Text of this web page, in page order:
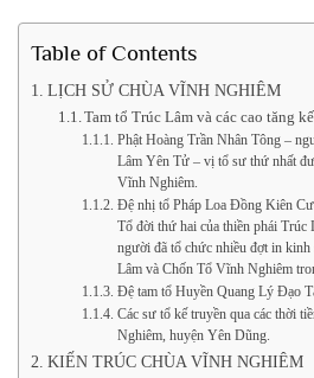
Table of Contents
LỊCH SỬ CHÙA VĨNH NGHIÊM
Tam tổ Trúc Lâm và các cao tăng
Phật Hoàng Trần Nhân Tông –
Lâm Yên Tử – vị tổ sư thứ nhất
Vĩnh Nghiêm.
Đệ nhị tổ Pháp Loa Ðồng Kiên
Tổ đời thứ hai của thiền phái
người đã tổ chức nhiều đợt in kinh
Lâm và Chốn Tổ Vĩnh Nghiêm
Đệ tam tổ Huyền Quang Lý Đạo
Các sư tổ kế truyền qua các thời
Nghiêm, huyện Yên Dũng.
KIẾN TRÚC CHÙA VĨNH NGHIÊM